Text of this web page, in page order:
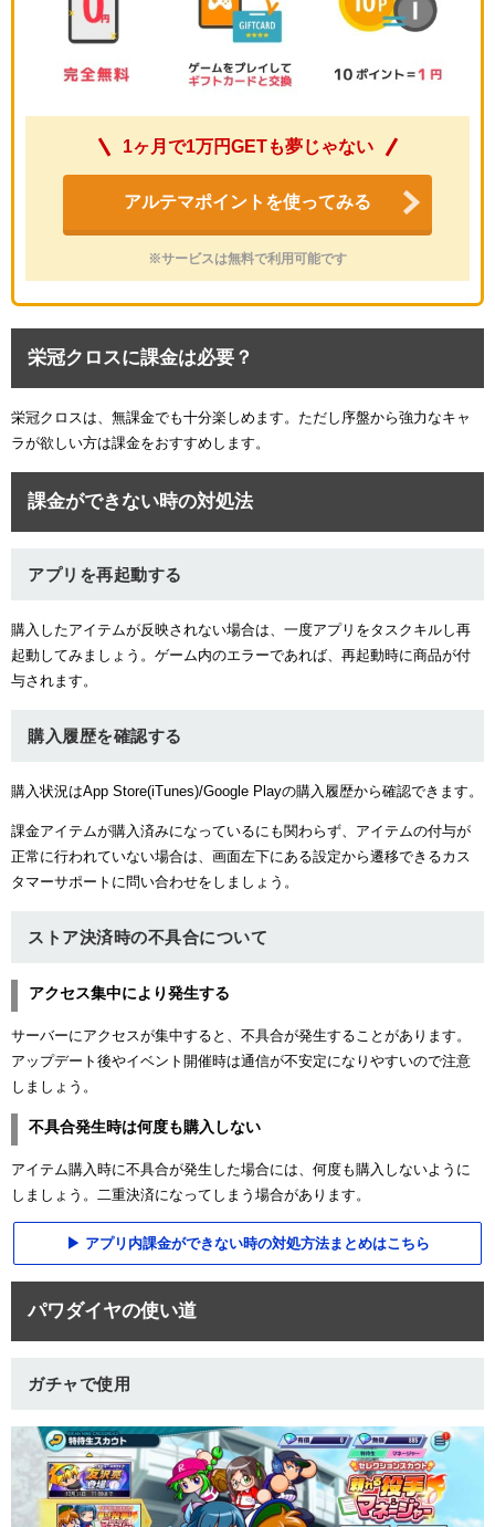
1ヶ月で1万円GETも夢じゃない
アルテマポイントを使ってみる
※サービスは無料で利用可能です
栄冠クロスに課金は必要？
栄冠クロスは、無課金でも十分楽しめます。ただし序盤から強力なキャ
ラが欲しい方は課金をおすすめします。
課金ができない時の対処法
アプリを再起動する
購入したアイテムが反映されない場合は、一度アプリをタスクキルし再
起動してみましょう。ゲーム内のエラーであれば、再起動時に商品が付
与されます。
購入履歴を確認する
購入状況はApp Store(iTunes)/Google Playの購入履歴から確認できます。
課金アイテムが購入済みになっているにも関わらず、アイテムの付与が
正常に行われていない場合は、画面左下にある設定から遷移できるカス
タマーサポートに問い合わせをしましょう。
ストア決済時の不具合について
アクセス集中により発生する
サーバーにアクセスが集中すると、不具合が発生することがあります。
アップデート後やイベント開催時は通信が不安定になりやすいので注意
しましょう。
不具合発生時は何度も購入しない
アイテム購入時に不具合が発生した場合には、何度も購入しないように
しましょう。二重決済になってしまう場合があります。
アプリ内課金ができない時の対処方法まとめはこちら
パワダイヤの使い道
ガチャで使用